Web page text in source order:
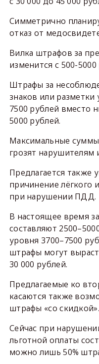
Симметрично
отказ от
Вилка штрафов за
изменится с 500-
Штрафы за
знаков или разметки
7500 рублей вместо
5000 рублей.
Максимальные
грозят нарушителям
Предлагается также
причинение лёгкого
при нарушении ПДД.
В настоящее время
составляют
уровня 3700–7500
штрафы могут
30 000 рублей.
Предлагаемые ко
касаются также
штрафы «со скидкой».
Сейчас при
льготной оплаты
можно лишь 50%